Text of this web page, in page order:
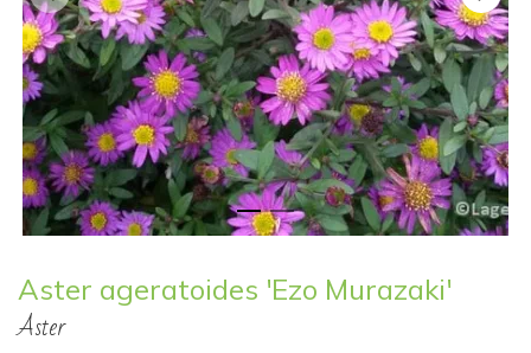
Aster ageratoides 'Ezo Murazaki'
Aster